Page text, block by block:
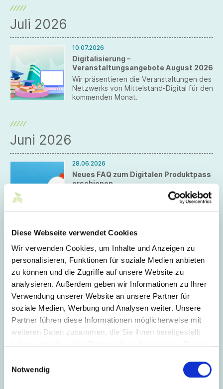
Diese Webseite verwendet Cookies
Wir verwenden Cookies, um Inhalte und Anzeigen zu
personalisieren, Funktionen für soziale Medien anbieten
zu können und die Zugriffe auf unsere Website zu
analysieren. Außerdem geben wir Informationen zu Ihrer
Verwendung unserer Website an unsere Partner für
soziale Medien, Werbung und Analysen weiter. Unsere
Partner führen diese Informationen möglicherweise mit
weiteren Daten zusammen, die Sie ihnen bereitgestellt
Notwendig
Juli 2026
10.07.2026
Digitalisierung –
Veranstaltungsangebote August 2026
Wir präsentieren die Veranstaltungen des
Netzwerks von Mittelstand-Digital für den
kommenden Monat.
Juni 2026
28.06.2026
Neues FAQ zum Digitalen Produktpass
erschienen
Die Europäische Kommission hat ein neues
Dokument mit häufig gestellten Fragen
(FAQ) zum digitalen Produktpass (DPP)
09.06.2026
Digitalisierung –
Veranstaltungsangebote Juli 2026
Netzwerks von Mittelstand-Digital für den
kommenden Monat.
07.06.2026
Aktionsprogramm der
Bundesregierung zur Umsetzung der
Nationalen
„Aktionsprogramm zur Nationalen
Kreislaufwirtschaftsstrategie: Eckpunkte